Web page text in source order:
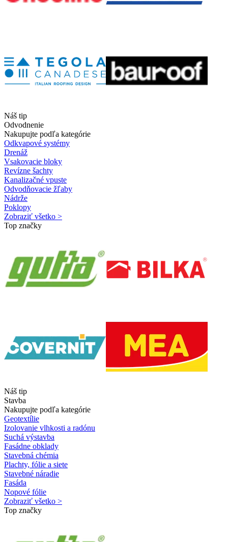
Náš tip
Odvodnenie
Nakupujte podľa kategórie
Odkvapové systémy
Drenáž
Vsakovacie bloky
Revízne šachty
Kanalizačné vpuste
Odvodňovacie žľaby
Nádrže
Poklopy
Zobraziť všetko >
Top značky
Náš tip
Stavba
Nakupujte podľa kategórie
Geotextílie
Izolovanie vlhkosti a radónu
Suchá výstavba
Fasádne obklady
Stavebná chémia
Plachty, fólie a siete
Stavebné náradie
Fasáda
Nopové fólie
Zobraziť všetko >
Top značky